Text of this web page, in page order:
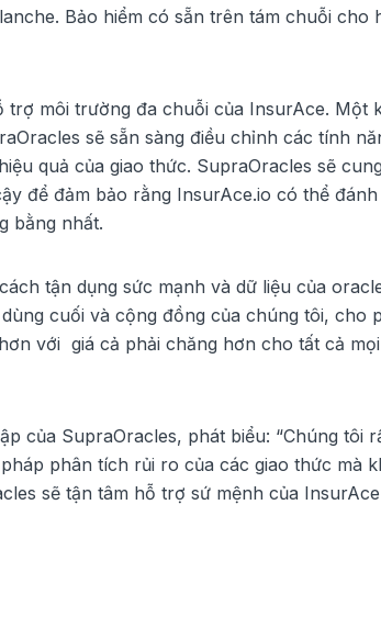
Bảo hiểm có sẵn trên tám chuỗi cho
môi trường đa chuỗi của InsurAce. Một
sẽ sẵn sàng điều chỉnh các tính
quả của giao thức. SupraOracles sẽ
để đảm bảo rằng InsurAce.io có thể đánh
bằng nhất.
tận dụng sức mạnh và dữ liệu của
cuối và cộng đồng của chúng tôi, cho
với giá cả phải chăng hơn cho tất cả
của SupraOracles, phát biểu: “Chúng tôi
phân tích rủi ro của các giao thức mà
sẽ tận tâm hỗ trợ sứ mệnh của